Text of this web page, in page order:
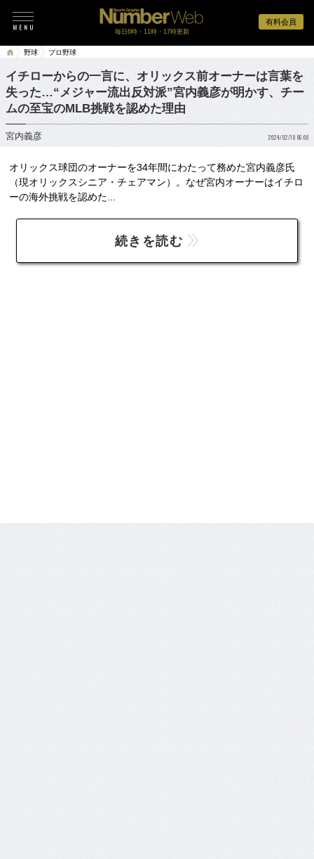
有料会員
毎日6時・11時・17時更新
野球 プロ野球
イチローからの一言に、オリックス前オーナーは言葉を
失った…“メジャー流出反対派”宮内義彦が明かす、チー
ムの至宝のMLB挑戦を認めた理由
宮内義彦 2024/02/10 06:00
オリックス球団のオーナーを34年間にわたって務めた宮内義彦氏
（現オリックスシニア・チェアマン）。なぜ宮内オーナーはイチロ
ーの海外挑戦を認めた...
続きを読む